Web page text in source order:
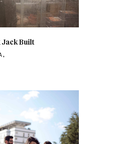
Jack Built